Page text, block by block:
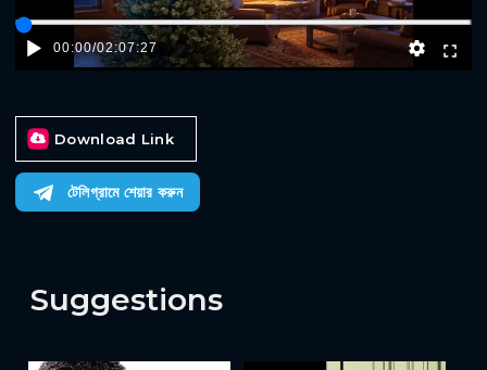
00:00/02:07:27
Download Link
টেলিগ্রামে শেয়ার করুন
Suggestions